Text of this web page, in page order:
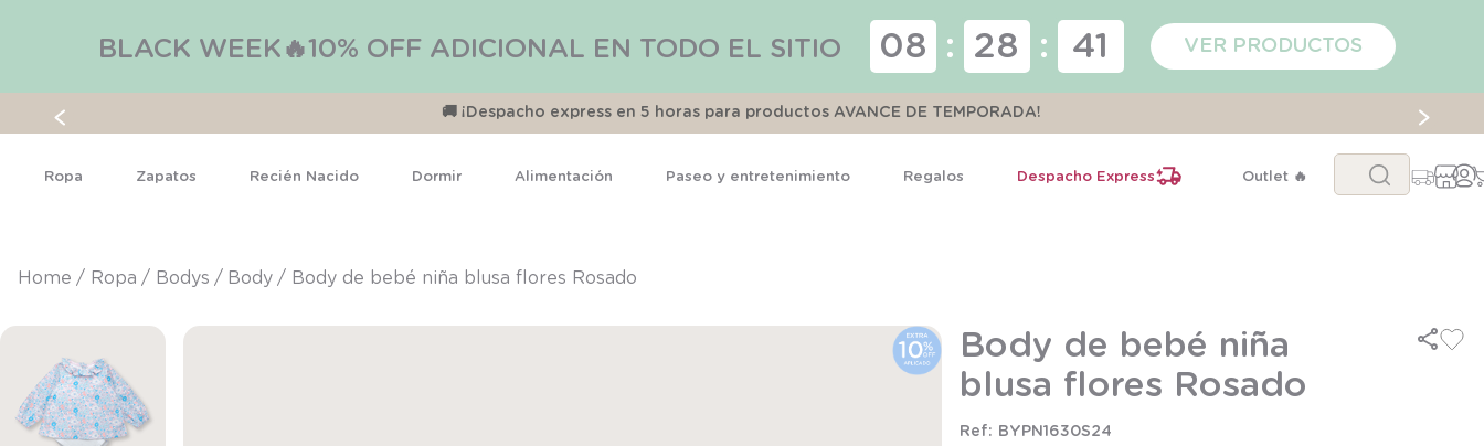
BLACK WEEK🔥10% OFF ADICIONAL EN TODO EL SITIO 08 : 28 : 41 VER PRODUCTOS
🚚 ¡Despacho express en 5 horas para productos AVANCE DE TEMPORADA!
Ropa Zapatos Recién Nacido Dormir Alimentación Paseo y entretenimiento Regalos Despacho Express Outlet 🔥
Buscar...
ropa bodys body Body de bebé niña blusa flores Rosado
Body de bebé niña
blusa flores Rosado
BYPN1630S24